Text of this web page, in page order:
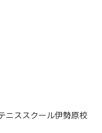
ニススクール伊勢原校